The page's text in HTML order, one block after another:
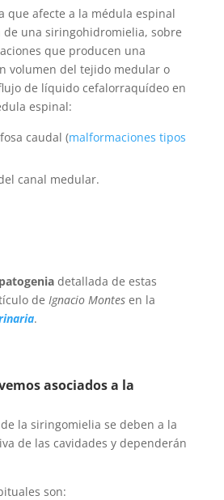
que afecte a la médula espinal
de una siringohidromielia, sobre
que producen una
volumen del tejido medular o
de líquido cefalorraquídeo en
espinal:
caudal (malformaciones tipos
canal medular.
detallada de estas
de Ignacio Montesen la
.
asociados a la
la siringomielia se deben a la
de las cavidades y dependerán
son: